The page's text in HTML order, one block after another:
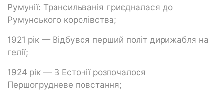
Румунії: Трансильванія приєдналася до
Румунського королівства;
1921 рік — Відбувся перший політ дирижабля на
гелії;
1924 рік — В Естонії розпочалося
Першогрудневе повстання;